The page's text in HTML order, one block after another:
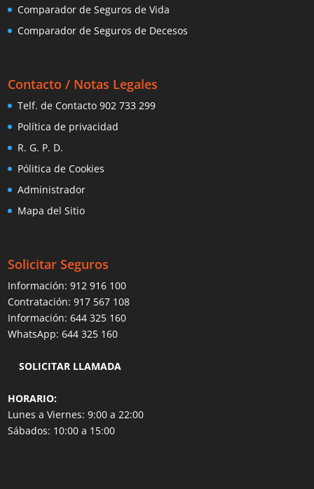
Comparador de Seguros de Vida
Comparador de Seguros de Decesos
Contacto / Notas Legales
Telf. de Contacto 902 733 299
Política de privacidad
R. G. P. D.
Pólitica de Cookies
Administrador
Mapa del Sitio
Solicitar Seguros
Información:912 916 100
Contratación:917 567 108
Información:644 325 160
WhatsApp:644 325 160
SOLICITAR LLAMADA
HORARIO:
Lunes a Viernes: 9:00 a 22:00
Sábados: 10:00 a 15:00